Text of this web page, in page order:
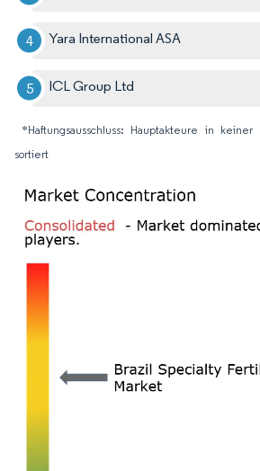
Yara International ASA
ICL Group Ltd
*Haftungsausschluss: Hauptakteure in
sortiert